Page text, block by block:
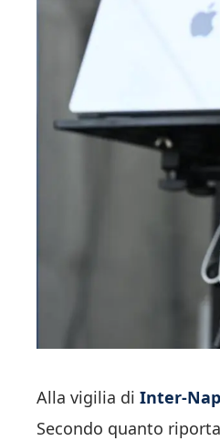
Alla vigilia di Inter-
Secondo quanto